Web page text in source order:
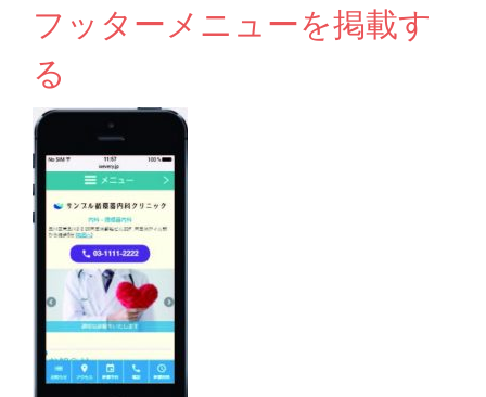
フッターメニューを掲載す
る